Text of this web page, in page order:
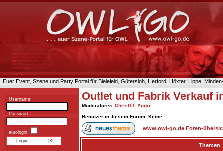
Euer Event, Szene und Party Portal für Bielefeld, Gütersloh, Herford, Höxter, Lippe,
Username:
Passwort:
autologin:
Outlet und Fabrik Verkauf
Moderatoren: ChrisGT, Andre
Benutzer in diesem Forum: Keine
www.owl-go.de Foren-
Themen